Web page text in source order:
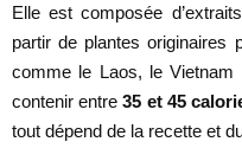
Elle est composée
partir de plantes originaires
comme le Laos, le
contenir entre35 et 45
tout dépend de la recette et